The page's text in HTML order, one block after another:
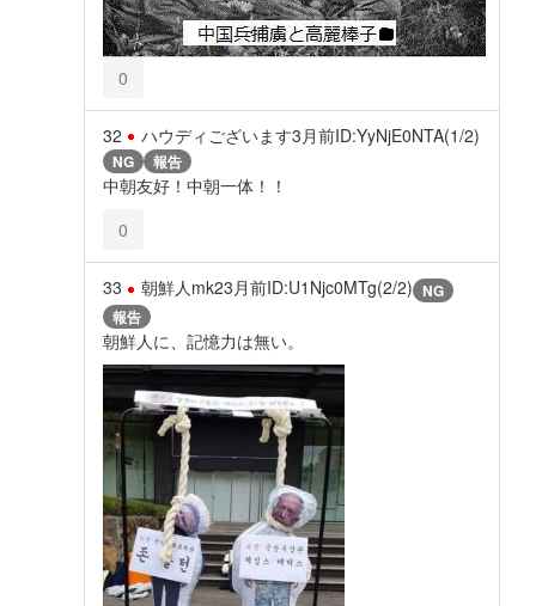
0
32 ハウディございます3月前ID:YyNjE0NTA(1/2)
NG 報告
中朝友好！中朝一体！！
0
33 朝鮮人mk23月前ID:U1Njc0MTg(2/2) NG
報告
朝鮮人に、記憶力は無い。